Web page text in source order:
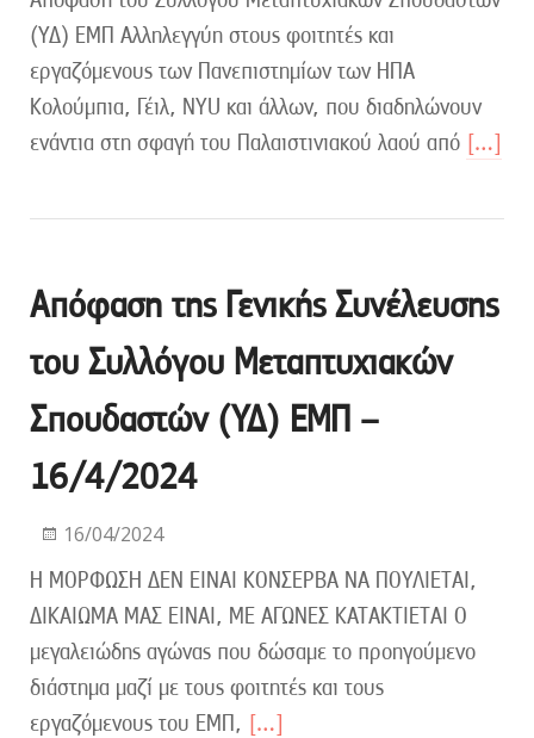
(ΥΔ) ΕΜΠ Αλληλεγγύη στους φοιτητές και
εργαζόμενους των Πανεπιστημίων των ΗΠΑ
Κολούμπια, Γέιλ, NYU και άλλων, που διαδηλώνουν
ενάντια στη σφαγή του Παλαιστινιακού λαού από […]
Απόφαση της Γενικής Συνέλευσης
του Συλλόγου Μεταπτυχιακών
Σπουδαστών (ΥΔ) ΕΜΠ –
16/4/2024
16/04/2024
Η ΜΟΡΦΩΣΗ ΔΕΝ ΕΙΝΑΙ ΚΟΝΣΕΡΒΑ ΝΑ ΠΟΥΛΙΕΤΑΙ,
ΔΙΚΑΙΩΜΑ ΜΑΣ ΕΙΝΑΙ, ΜΕ ΑΓΩΝΕΣ ΚΑΤΑΚΤΙΕΤΑΙ Ο
μεγαλειώδης αγώνας που δώσαμε το προηγούμενο
διάστημα μαζί με τους φοιτητές και τους
εργαζόμενους του ΕΜΠ, […]